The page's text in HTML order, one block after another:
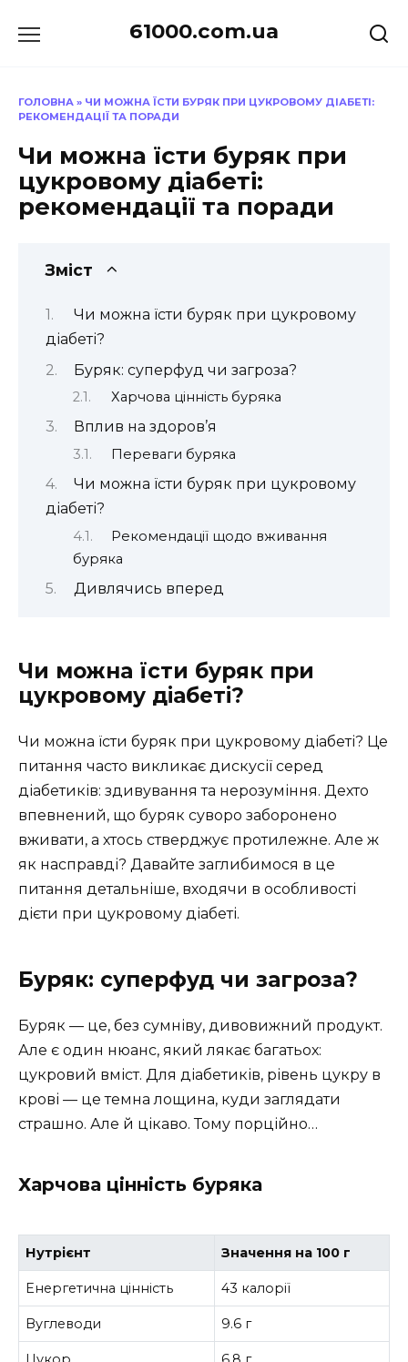
до
61000.com.ua
ГОЛОВНА » ЧИ МОЖНА ЇСТИ БУРЯК ПРИ ЦУКРОВОМУ ДІАБЕТІ:
РЕКОМЕНДАЦІЇ ТА ПОРАДИ
Чи можна їсти буряк при
цукровому діабеті:
рекомендації та поради
Зміст
Чи можна їсти буряк при цукровому
діабеті?
Буряк: суперфуд чи загроза?
Харчова цінність буряка
Вплив на здоров’я
Переваги буряка
Чи можна їсти буряк при цукровому
діабеті?
Рекомендації щодо вживання
буряка
Дивлячись вперед
Чи можна їсти буряк при
цукровому діабеті?
Чи можна їсти буряк при цукровому діабеті? Це
питання часто викликає дискусії серед
діабетиків: здивування та нерозуміння. Дехто
впевнений, що буряк суворо заборонено
вживати, а хтось стверджує протилежне. Але ж
як насправді? Давайте заглибимося в це
питання детальніше, входячи в особливості
дієти при цукровому діабеті.
Буряк: суперфуд чи загроза?
Буряк — це, без сумніву, дивовижний продукт.
Але є один нюанс, який лякає багатьох:
цукровий вміст. Для діабетиків, рівень цукру в
крові — це темна лощина, куди заглядати
страшно. Але й цікаво. Тому порційно…
Харчова цінність буряка
Нутрієнт Значення на 100 г
Енергетична цінність 43 калорії
Вуглеводи 9.6 г